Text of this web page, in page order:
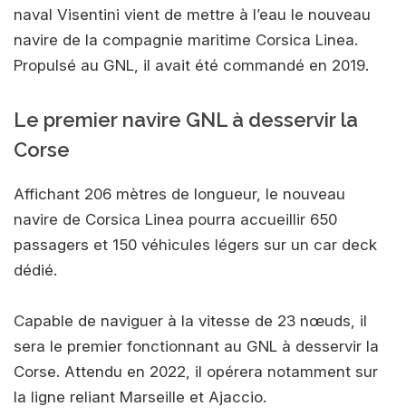
naval Visentini vient de mettre à l’eau le nouveau
navire de la compagnie maritime Corsica Linea.
Propulsé au GNL, il avait été commandé en 2019.
Le premier navire GNL à desservir la
Corse
Affichant 206 mètres de longueur, le nouveau
navire de Corsica Linea pourra accueillir 650
passagers et 150 véhicules légers sur un car deck
dédié.
Capable de naviguer à la vitesse de 23 nœuds, il
sera le premier fonctionnant au GNL à desservir la
Corse. Attendu en 2022, il opérera notamment sur
la ligne reliant Marseille et Ajaccio.